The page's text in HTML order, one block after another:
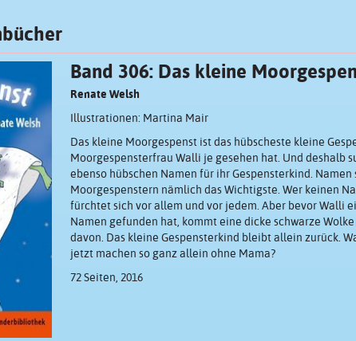
Band 306: Das kleine
Renate Welsh
Illustrationen: Martina Mair
Das kleine Moorgespenst ist das hübscheste kleine
Moorgespensterfrau Walli je gesehen hat. Und deshalb
ebenso hübschen Namen für ihr Gespensterkind. Namen
Moorgespenstern nämlich das Wichtigste. Wer keinen
fürchtet sich vor allem und vor jedem. Aber bevor Walli
Namen gefunden hat, kommt eine dicke schwarze
davon. Das kleine Gespensterkind bleibt allein zurück.
jetzt machen so ganz allein ohne Mama?
72 Seiten, 2016